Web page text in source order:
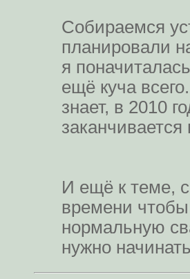
Собираемся
планировали
я
ещё куча
знает, в 2010
И ещё к теме,
времени чтобы
нормальную
нужно